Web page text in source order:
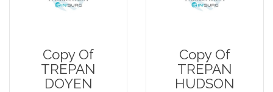
Copy Of
TREPAN
DOYEN
Copy Of
TREPAN
HUDSON